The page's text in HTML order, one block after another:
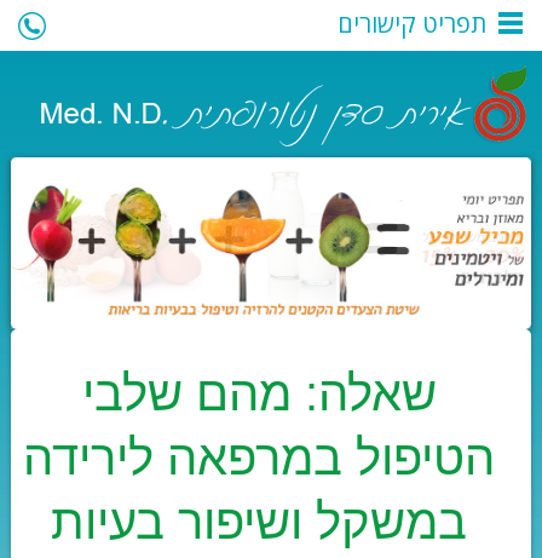
| לקביעת פגישה:
שאלה: מהם שלבי
הטיפול במרפאה לירידה
במשקל ושיפור בעיות
תפריט קישורים